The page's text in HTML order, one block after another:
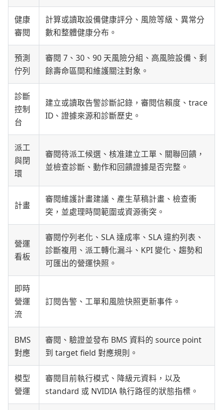
健康
審閱
計算或讀取設備健康評分、風險等級、異常分
數和整體健康分布。
預測
佇列
審閱 7、30、90 天風險分組、高風險設備、剩
餘壽命區間和維護關注對象。
診斷
控制
台
建立或讀取告警診斷記錄，審閱信賴度、trace
ID、證據來源和診斷歷史。
派工
與閉
環
審閱待派工候選、核准建立工單、關聯回饋，
並檢查診斷、動作和回饋證據是否完整。
計畫
審閱維護計畫建議、產生草稿計畫、檢查衝
突，並處理時間範圍或資源衝突。
營運
看板
審閱佇列老化、SLA 達成率、SLA 違約列表、
診斷複用、派工轉化漏斗、KPI 變化、趨勢和
可匯出的營運快照。
即時
營運
流
訂閱告警、工單和風險快照更新事件。
BMS
對應
審閱、驗證並發布 BMS 資料的 source point
到 target field 對應規則。
模型
營運
審閱目前執行模式、降級元資料，以及
standard 或 NVIDIA 執行路徑的狀態指標。